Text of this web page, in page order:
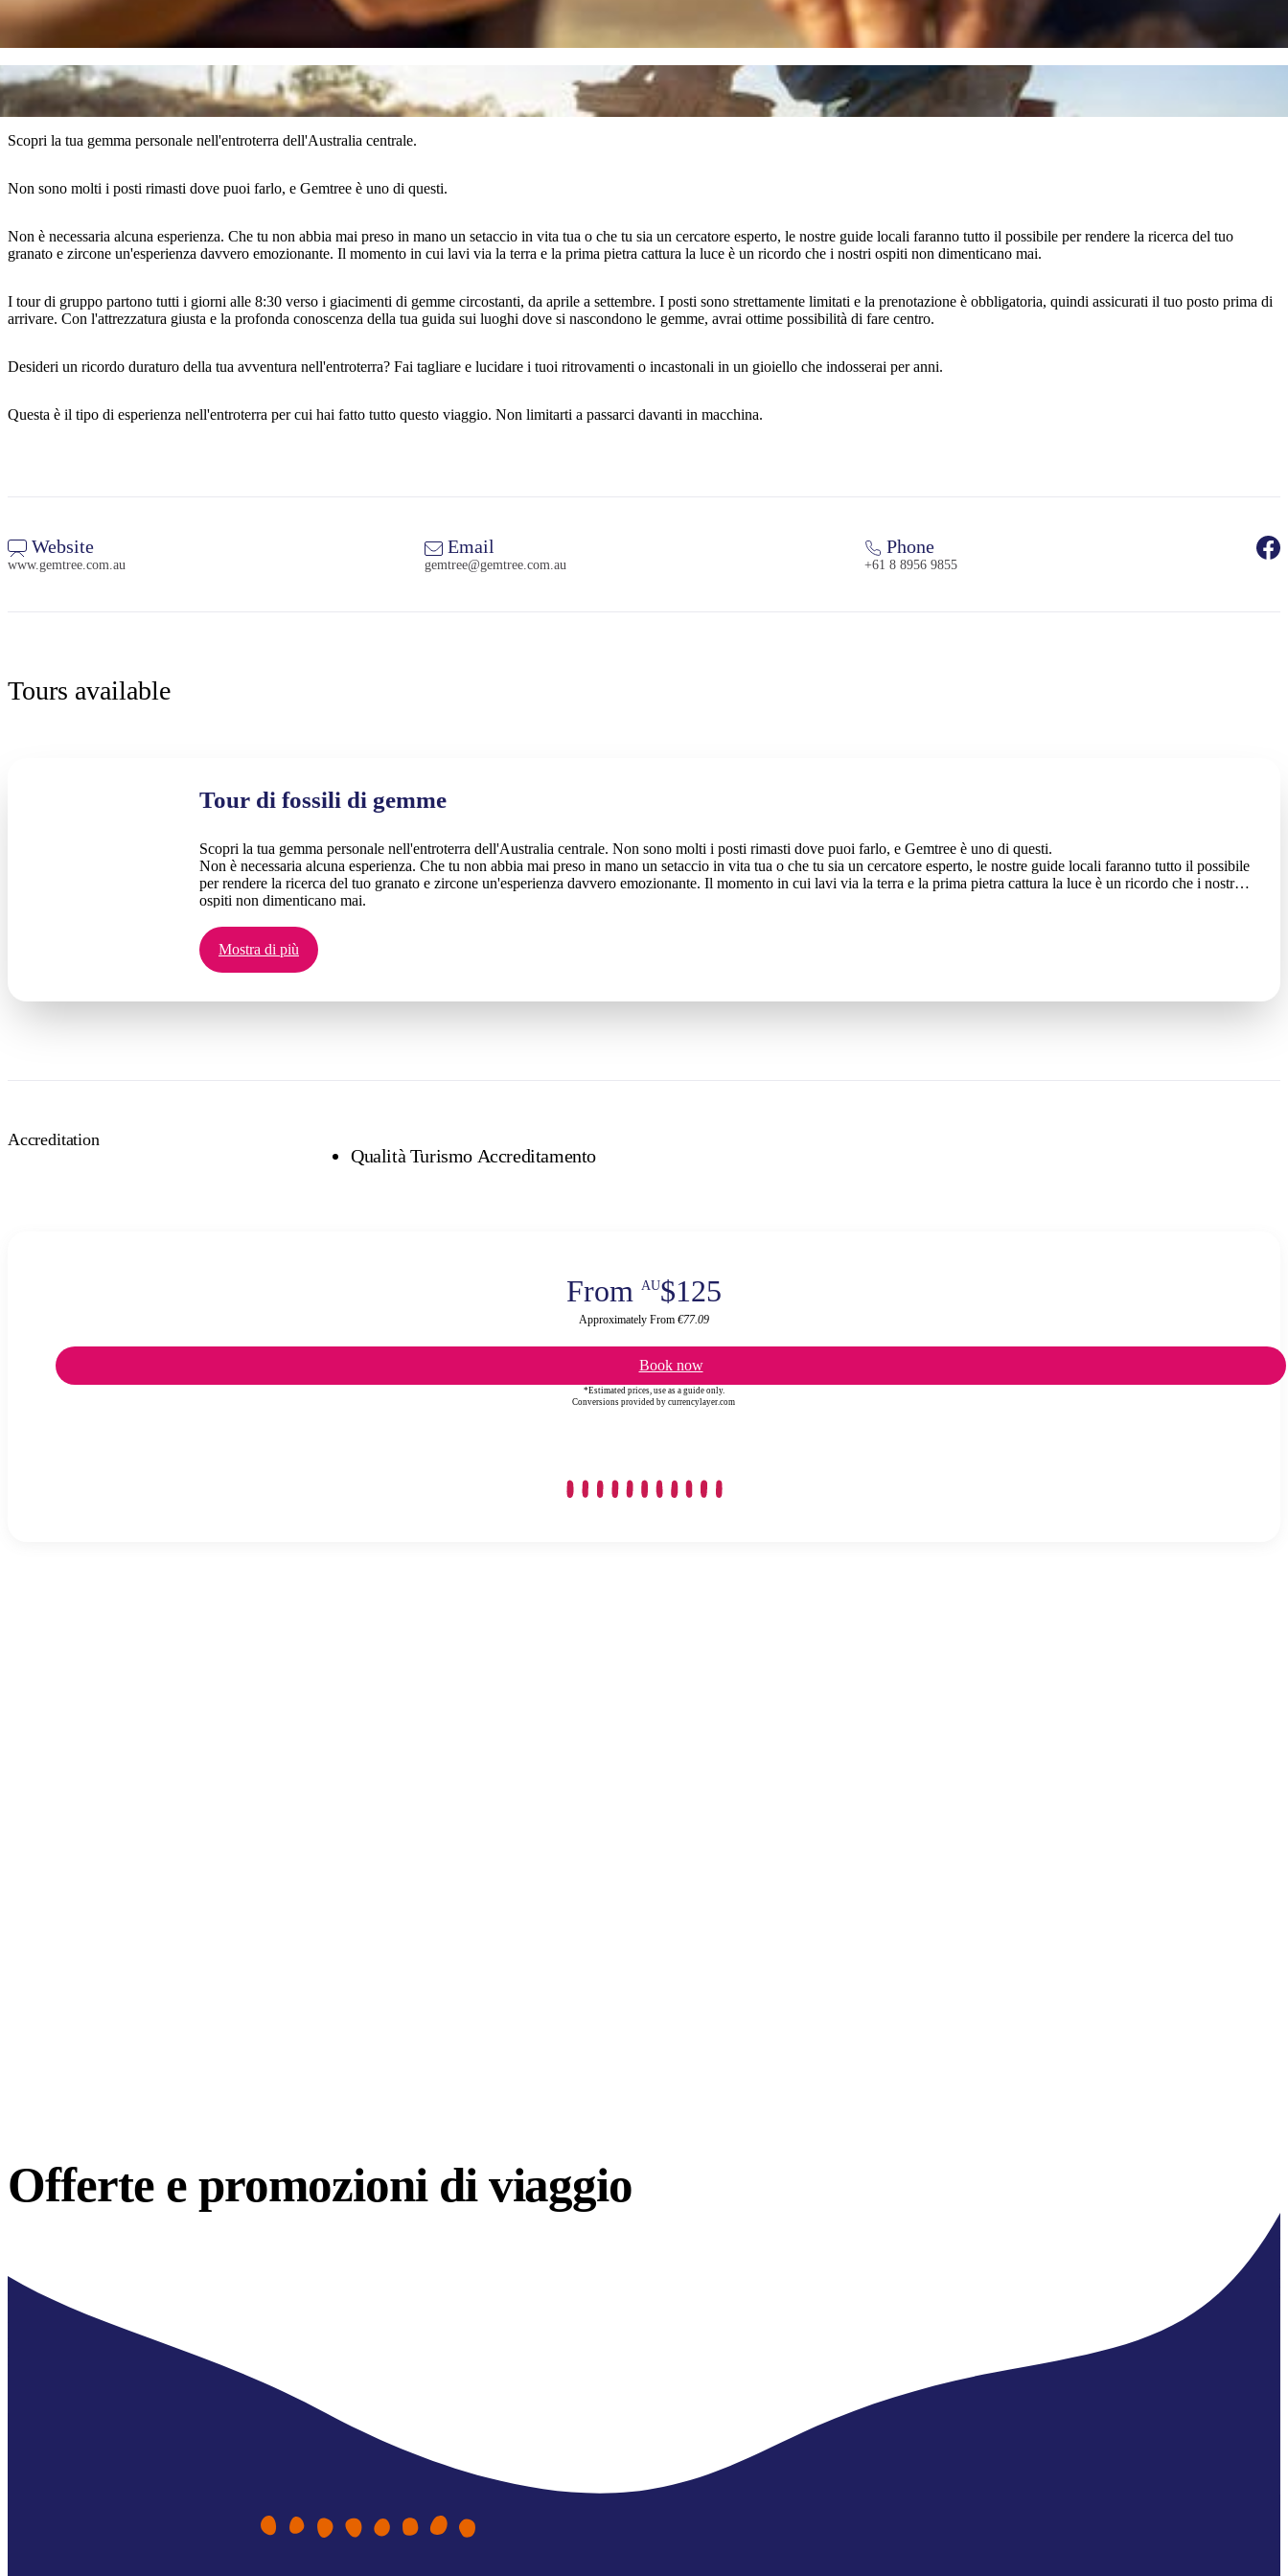
Scopri la tua gemma personale nell'entroterra dell'Australia centrale.
Non sono molti i posti rimasti dove puoi farlo, e Gemtree è uno di questi.
Non è necessaria alcuna esperienza. Che tu non abbia mai preso in mano un setaccio in vita tua o che tu sia un cercatore esperto, le nostre guide locali faranno tutto il possibile per rendere la ricerca del tuo
granato e zircone un'esperienza davvero emozionante. Il momento in cui lavi via la terra e la prima pietra cattura la luce è un ricordo che i nostri ospiti non dimenticano mai.
I tour di gruppo partono tutti i giorni alle 8:30 verso i giacimenti di gemme circostanti, da aprile a settembre. I posti sono strettamente limitati e la prenotazione è obbligatoria, quindi assicurati il tuo posto prima di
arrivare. Con l'attrezzatura giusta e la profonda conoscenza della tua guida sui luoghi dove si nascondono le gemme, avrai ottime possibilità di fare centro.
Desideri un ricordo duraturo della tua avventura nell'entroterra? Fai tagliare e lucidare i tuoi ritrovamenti o incastonali in un gioiello che indosserai per anni.
Questa è il tipo di esperienza nell'entroterra per cui hai fatto tutto questo viaggio. Non limitarti a passarci davanti in macchina.
Website
www.gemtree.com.au
Email
gemtree@gemtree.com.au
Phone
+61 8 8956 9855
Tours available
Tour di fossili di gemme
Scopri la tua gemma personale nell'entroterra dell'Australia centrale. Non sono molti i posti rimasti dove puoi farlo, e Gemtree è uno di questi.
Non è necessaria alcuna esperienza. Che tu non abbia mai preso in mano un setaccio in vita tua o che tu sia un cercatore esperto, le nostre guide locali faranno tutto il possibile
per rendere la ricerca del tuo granato e zircone un'esperienza davvero emozionante. Il momento in cui lavi via la terra e la prima pietra cattura la luce è un ricordo che i nostri
ospiti non dimenticano mai.
quindi assicurati il tuo posto prima di arrivare. Con l'attrezzatura giusta e la profonda conoscenza della tua guida sui luoghi dove si nascondono le gemme, avrai ottime
possibilità di fare centro.
Desideri un ricordo duraturo della tua avventura nell'entroterra? Fai tagliare e lucidare i tuoi ritrovamenti o incastonali in un gioiello che indosserai per anni.
Mostra di più
Accreditation
Qualità Turismo Accreditamento
From AU$125
Approximately From €77.09
Book now
*Estimated prices, use as a guide only.
Conversions provided by currencylayer.com
Offerte e promozioni di viaggio